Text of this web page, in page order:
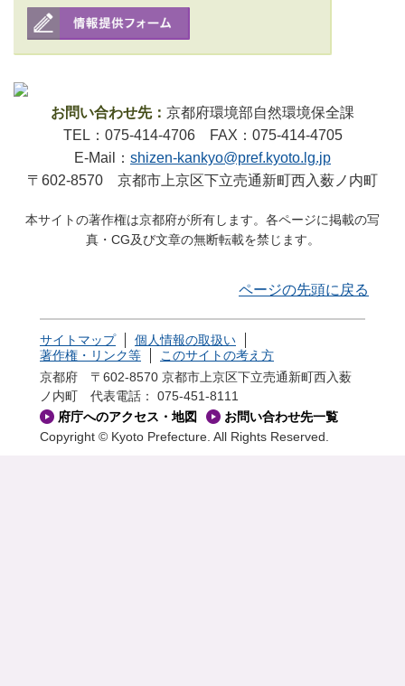
お問い合わせ先： 京都府環境部自然環境保全課
TEL：075-414-4706 FAX：075-414-4705
E-Mail： shizen-kankyo@pref.kyoto.lg.jp
〒602-8570 京都市上京区下立売通新町西入薮ノ内町
本サイトの著作権は京都府が所有します。各ページに掲載の写
真・CG及び文章の無断転載を禁じます。
ページの先頭に戻る
サイトマップ
個人情報の取扱い
著作権・リンク等
このサイトの考え方
京都府 〒602-8570 京都市上京区下立売通新町西入薮
ノ内町
代表電話： 075-451-8111
府庁へのアクセス・地図
お問い合わせ先一覧
Copyright © Kyoto Prefecture. All Rights Reserved.